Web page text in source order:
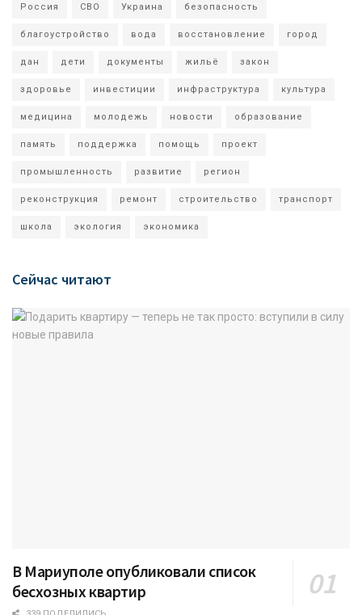
Россия СВО Украина безопасность
благоустройство вода восстановление город
дан дети документы жильё закон
здоровье инвестиции инфраструктура культура
медицина молодежь новости образование
память поддержка помощь проект
промышленность развитие регион
реконструкция ремонт строительство транспорт
школа экология экономика
Сейчас читают
В Мариуполе опубликовали список
бесхозных квартир